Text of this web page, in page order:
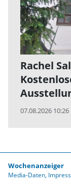
Rachel
07.08.2026
Wochenanzeiger
Media-Daten